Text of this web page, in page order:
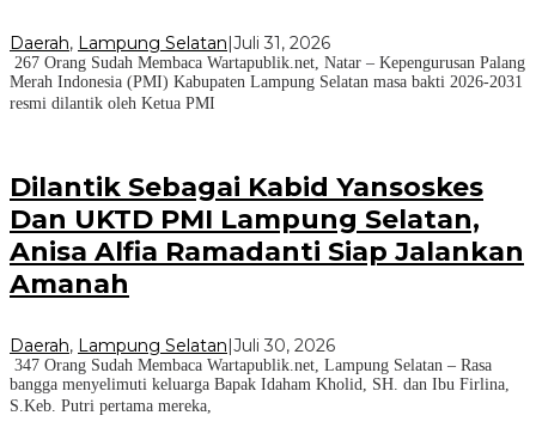
Daerah, Lampung Selatan Juli 31, 2026
267 Orang Sudah Membaca Wartapublik.net, Natar – Kepengurusan Palang
Merah Indonesia (PMI) Kabupaten Lampung Selatan masa bakti 2026-2031
resmi dilantik oleh Ketua PMI
Dilantik Sebagai Kabid Yansoskes
Dan UKTD PMI Lampung Selatan,
Anisa Alfia Ramadanti Siap Jalankan
Amanah
Daerah, Lampung Selatan|Juli 30, 2026
347 Orang Sudah Membaca Wartapublik.net, Lampung Selatan – Rasa
bangga menyelimuti keluarga Bapak Idaham Kholid, SH. dan Ibu Firlina,
S.Keb. Putri pertama mereka,